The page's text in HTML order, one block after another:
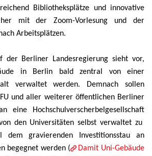
Bibliotheksplätze und innovative
mit der Zoom-Vorlesung und der
Arbeitsplätzen.
der Berliner Landesregierung sieht vor,
in Berlin bald zentral von einer
verwaltet werden. Demnach sollen
und aller weiterer öffentlichen Berliner
eine Hochschulverscherbelgesellschaft
den Universitäten selbst verwaltet zu
dem gravierenden Investitionsstau an
begegnet werden (
Damit Uni-Gebäude